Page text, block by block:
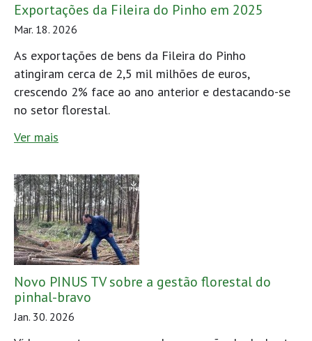
Exportações da Fileira do Pinho em 2025
Mar. 18. 2026
As exportações de bens da Fileira do Pinho
atingiram cerca de 2,5 mil milhões de euros,
crescendo 2% face ao ano anterior e destacando-se
no setor florestal.
Ver mais
Novo PINUS TV sobre a gestão florestal do
pinhal-bravo
Jan. 30. 2026